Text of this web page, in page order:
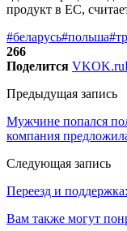
продукт в ЕС,
#беларусь#польша
266
Поделится VKOK.ru
Предыдущая запись
Мужчине попался
компания
Следующая запись
Переезд и
Вам также могут